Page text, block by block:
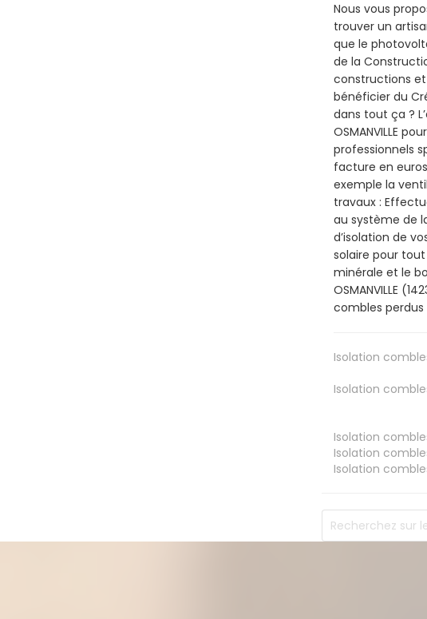
Nous vous
trouver un
que le
de la
constructions
bénéficier du
dans tout ça ?
OSMANVILLE
professionnels
facture en
exemple la
travaux :
au système de
d’isolation de
solaire pour
minérale et le
OSMANVILLE
combles
Isolation
Isolation
Isolation
Isolation
Isolation